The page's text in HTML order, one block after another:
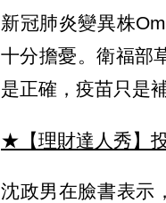
新冠肺炎變異株
十分擔憂。衛福部
是正確，疫苗只是補
★【理財達人秀】
沈政男在臉書表示